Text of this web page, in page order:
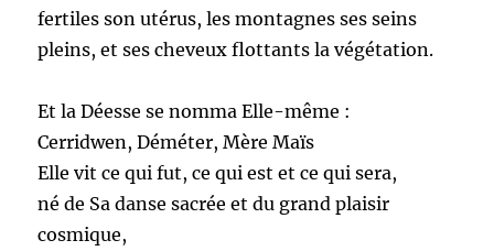
fertiles son utérus, les montagnes ses seins
pleins, et ses cheveux flottants la végétation.
Et la Déesse se nomma Elle-même :
Cerridwen, Déméter, Mère Maïs
Elle vit ce qui fut, ce qui est et ce qui sera,
né de Sa danse sacrée et du grand plaisir
cosmique,